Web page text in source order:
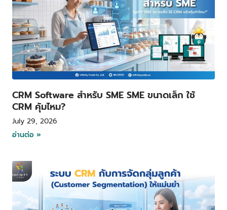
CRM Software สำหรับ SME SME ขนาดเล็ก ใช้
CRM คุ้มไหม?
July 29, 2026
อ่านต่อ »